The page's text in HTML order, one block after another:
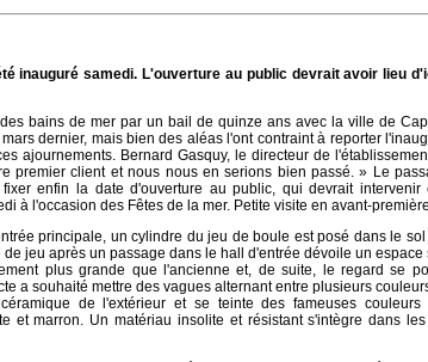
inauguré samedi. L'ouverture au public devrait avoir lieu
bains de mer par un bail de quinze ans avec la ville de
dernier, mais bien des aléas l'ont contraint à reporter
ajournements. Bernard Gasquy, le directeur de
premier client et nous nous en serions bien passé. » Le
enfin la date d'ouverture au public, qui devrait intervenir
à l'occasion des Fêtes de la mer. Petite visite en avant-
principale, un cylindre du jeu de boule est posé dans le
jeu après un passage dans le hall d'entrée dévoile un espace
plus grande que l'ancienne et, de suite, le regard se
a souhaité mettre des vagues alternant entre plusieurs
de l'extérieur et se teinte des fameuses couleurs
et marron. Un matériau insolite et résistant s'intègre dans